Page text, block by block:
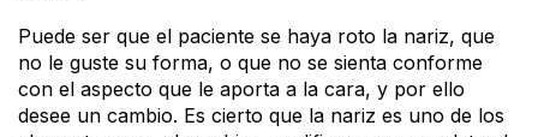
Puede ser que el paciente se haya roto la nariz, que
no le guste su forma, o que no se sienta conforme
con el aspecto que le aporta a la cara, y por ello
desee un cambio. Es cierto que la nariz es uno de los